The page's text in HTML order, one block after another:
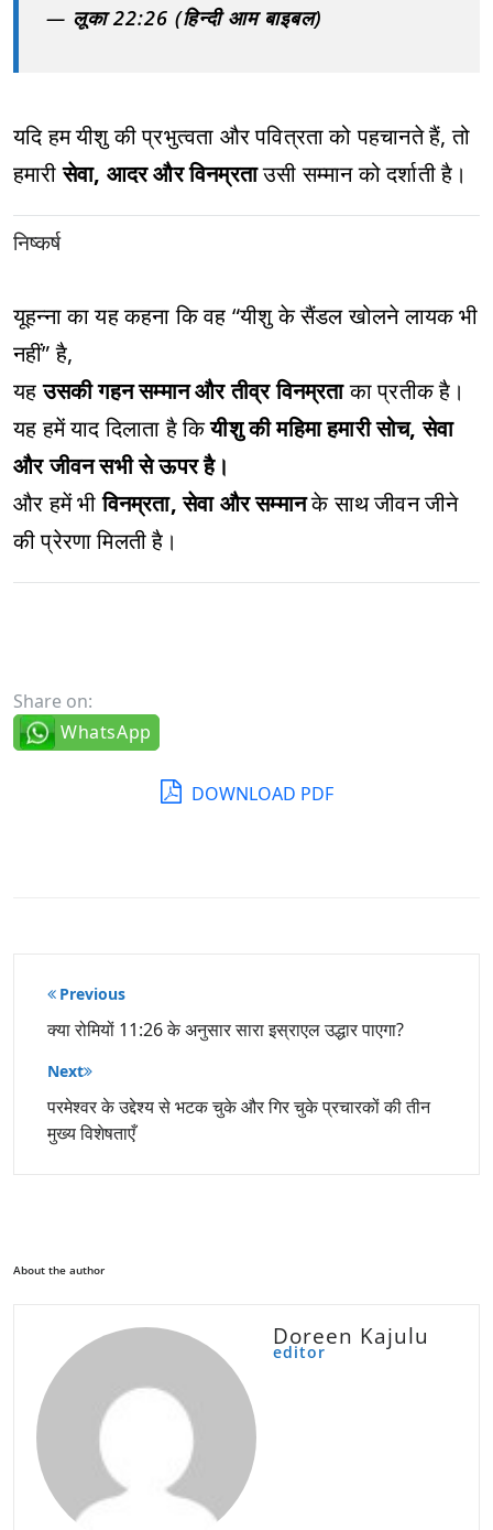
— लूका 22:26 (हिन्दी आम बाइबल)
यदि हम यीशु की प्रभुत्वता और पवित्रता को पहचानते हैं, तो
हमारीसेवा, आदर और विनम्रताउसी सम्मान को दर्शाती है।
निष्कर्ष
यूहन्ना का यह कहना कि वह “यीशु के सैंडल खोलने लायक भी
नहीं” है,
यहउसकी गहन सम्मान और तीव्र विनम्रताका प्रतीक है।
यह हमें याद दिलाता है कियीशु की महिमा हमारी सोच, सेवा
और जीवन सभी से ऊपर है।
और हमें भीविनम्रता, सेवा और सम्मानके साथ जीवन जीने
की प्रेरणा मिलती है।
Share on:
WhatsApp
DOWNLOAD PDF
पोस्ट
नेविगेशन
Previous
क्या रोमियों 11:26 के अनुसार सारा इस्राएल उद्धार पाएगा?
Next
परमेश्वर के उद्देश्य से भटक चुके और गिर चुके प्रचारकों की तीन
मुख्य विशेषताएँ
About the author
Doreen Kajulu
editor